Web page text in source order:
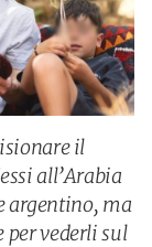
il
all’Arabia
argentino, ma
vederli sul